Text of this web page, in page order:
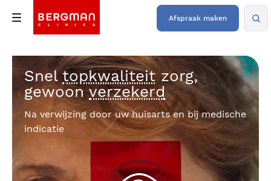
Afspraak maken
Sneltopkwaliteit zorg,
gewoonverzekerd
Na verwijzing door uw huisarts en bij medische
indicatie